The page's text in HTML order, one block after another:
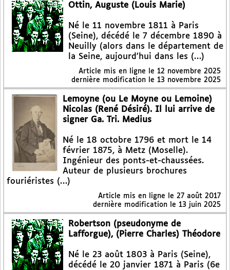
Ottin, Auguste (Louis Marie)
Né le 11 novembre 1811 à Paris
(Seine), décédé le 7 décembre 1890 à
Neuilly (alors dans le département de
la Seine, aujourd’hui dans les (…)
Article mis en ligne le 12 novembre 2025
dernière modification le 13 novembre 2025
Lemoyne (ou Le Moyne ou Lemoine)
Nicolas (René Désiré). Il lui arrive de
signer Ga. Tri. Medius
Né le 18 octobre 1796 et mort le 14
février 1875, à Metz (Moselle).
Ingénieur des ponts-et-chaussées.
Auteur de plusieurs brochures
fouriéristes (…)
Article mis en ligne le 27 août 2017
dernière modification le 13 juin 2025
Robertson (pseudonyme de
Lafforgue), (Pierre Charles) Théodore
Né le 23 août 1803 à Paris (Seine),
décédé le 20 janvier 1871 à Paris (6e